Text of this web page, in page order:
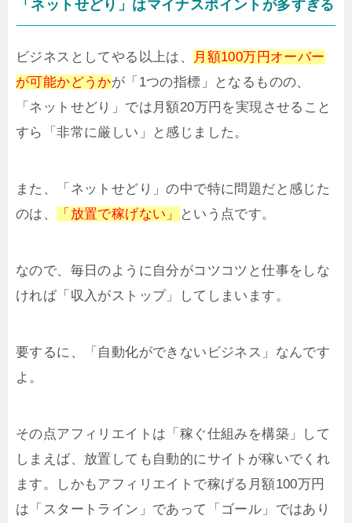
「ネットせどり」はマイナスポイントが多すぎる
ビジネスとしてやる以上は、
月額100万円オーバー
が可能かどうかが「1つの指標」となるものの、
「ネットせどり」では月額20万円を実現させること
すら「非常に厳しい」と感じました。
また、「ネットせどり」の中で特に問題だと感じた
のは、
「放置で稼げない」 という点です。
なので、毎日のように自分がコツコツと仕事をしな
ければ「収入がストップ」してしまいます。
要するに、「自動化ができないビジネス」なんです
よ。
その点アフィリエイトは「稼ぐ仕組みを構築」して
しまえば、放置しても自動的にサイトが稼いでくれ
ます。しかもアフィリエイトで稼げる月額100万円
は「スタートライン」であって「ゴール」ではあり